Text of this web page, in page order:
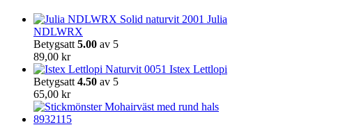
Julia
NDLWRX
Betygsatt 5.00 av 5
89,00 kr
Istex Lettlopi
Betygsatt 4.50 av 5
65,00 kr